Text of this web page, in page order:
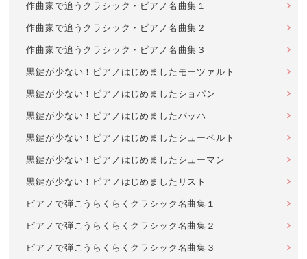
作曲家で追うクラシック・ピアノ名曲集１
作曲家で追うクラシック・ピアノ名曲集２
作曲家で追うクラシック・ピアノ名曲集３
黒鍵が少ない！ピアノはじめましたモーツァルト
黒鍵が少ない！ピアノはじめましたショパン
黒鍵が少ない！ピアノはじめましたバッハ
黒鍵が少ない！ピアノはじめましたシューベルト
黒鍵が少ない！ピアノはじめましたシューマン
黒鍵が少ない！ピアノはじめましたリスト
ピアノで弾こうらくらくクラシック名曲集１
ピアノで弾こうらくらくクラシック名曲集２
ピアノで弾こうらくらくクラシック名曲集３